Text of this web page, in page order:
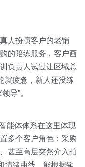
人扮演客户的老销
的陪练服务，客户画
负责人试过让区域总
就疲惫，新人还没练
导”。
能体体系在这里体现
多个客户角色：采购
甚至高层突然介入拍
情绪曲线，能根据销